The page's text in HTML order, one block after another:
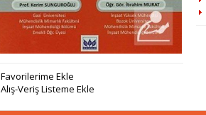
Favorilerime Ekle
Alış-Veriş Listeme Ekle